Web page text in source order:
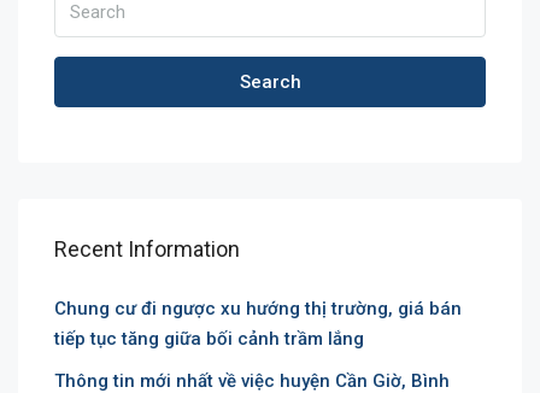
Search
Recent Information
Chung cư đi ngược xu hướng thị trường, giá bán
tiếp tục tăng giữa bối cảnh trầm lắng
Thông tin mới nhất về việc huyện Cần Giờ, Bình